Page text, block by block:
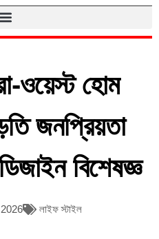
ওয়েস্ট হোম
জনপ্রিয়তা
বিশেষজ্ঞ
লাইফ স্টাইল